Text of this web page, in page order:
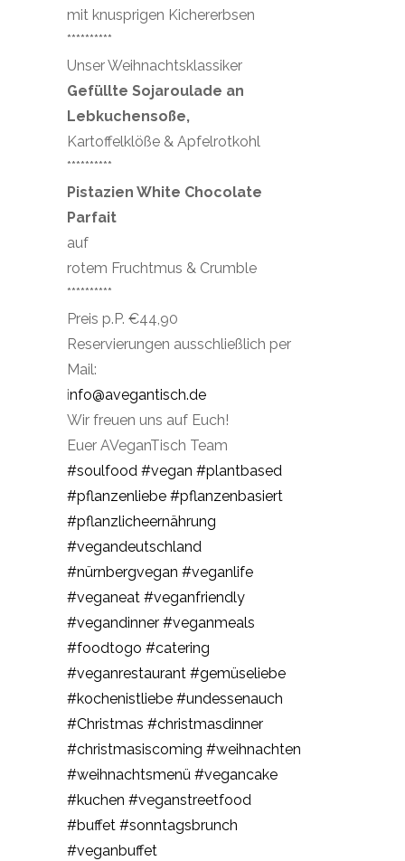
mit knusprigen Kichererbsen
**********
Unser Weihnachtsklassiker
Gefüllte Sojaroulade an
Lebkuchensoße,
Kartoffelklöße & Apfelrotkohl
**********
Pistazien White Chocolate
Parfait
auf
rotem Fruchtmus & Crumble
**********
Preis p.P. €44,90
Reservierungen ausschließlich per
Mail:
info@avegantisch.de
Wir freuen uns auf Euch!
Euer AVeganTisch Team
#soulfood #vegan #plantbased
#pflanzenliebe #pflanzenbasiert
#pflanzlicheernährung
#vegandeutschland
#nürnbergvegan #veganlife
#veganeat #veganfriendly
#vegandinner #veganmeals
#foodtogo #catering
#veganrestaurant #gemüseliebe
#kochenistliebe #undessenauch
#Christmas #christmasdinner
#christmasiscoming #weihnachten
#weihnachtsmenü #vegancake
#kuchen #veganstreetfood
#buffet #sonntagsbrunch
#veganbuffet